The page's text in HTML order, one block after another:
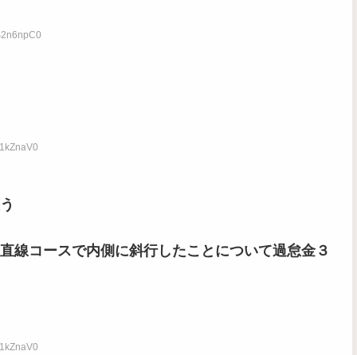
線コースで内側に斜行したことについて過怠金３